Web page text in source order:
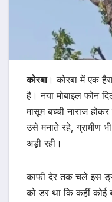
कोरबा। कोरबा में एक
है। नया मोबाइल फोन
मासूम बच्ची नाराज
उसे मनाते रहे, ग्रामीण
अड़ी रही।
काफी देर तक चले इस
को डर था कि कहीं कोई